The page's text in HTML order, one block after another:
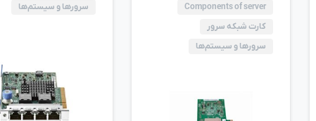
Components of server
کارت شبکه سرور
سرورها و سیستم‌ها
سرورها و سیستم‌ها